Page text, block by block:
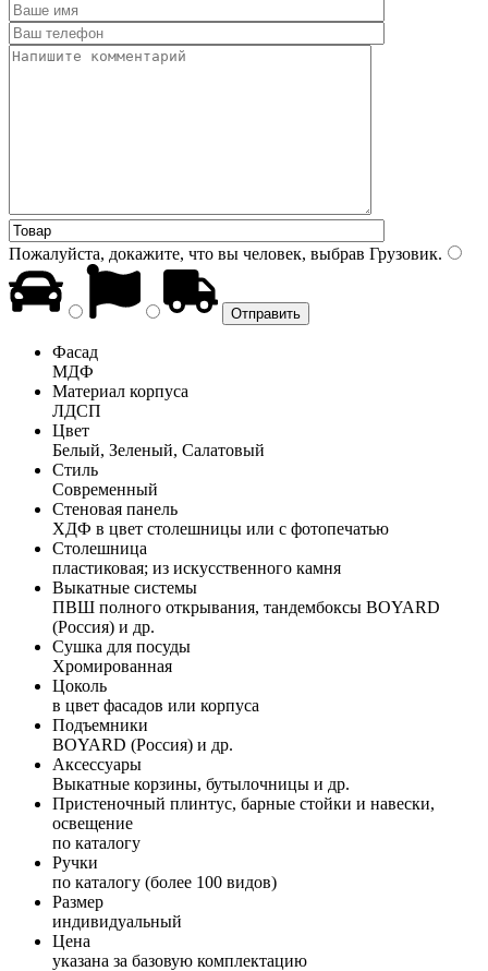
Пожалуйста, докажите, что вы человек, выбрав Грузовик.
Фасад
МДФ
Материал корпуса
ЛДСП
Цвет
Белый, Зеленый, Салатовый
Стиль
Современный
Стеновая панель
ХДФ в цвет столешницы или с фотопечатью
Столешница
пластиковая; из искусственного камня
Выкатные системы
ПВШ полного открывания, тандембоксы BOYARD
(Россия) и др.
Сушка для посуды
Хромированная
Цоколь
в цвет фасадов или корпуса
Подъемники
BOYARD (Россия) и др.
Аксессуары
Выкатные корзины, бутылочницы и др.
Пристеночный плинтус, барные стойки и навески,
освещение
по каталогу
Ручки
по каталогу (более 100 видов)
Размер
индивидуальный
Цена
указана за базовую комплектацию